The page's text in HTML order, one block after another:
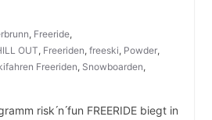
, Freeride,
OUT, Freeriden, freeski, Powder,
Freeriden, Snowboarden,
risk ́n ́fun FREERIDE biegt in